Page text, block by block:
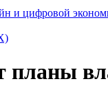
и цифровой
планы